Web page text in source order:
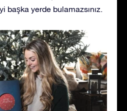
başka yerde bulamazsınız.